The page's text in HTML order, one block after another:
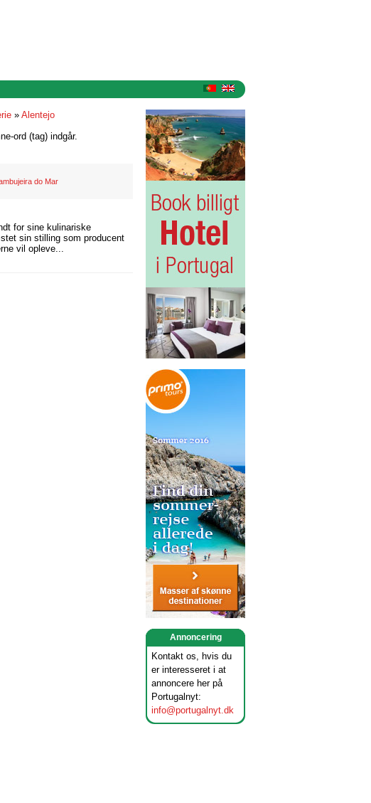
Annoncering
Kontakt os, hvis du
er interesseret i at
annoncere her på
Portugalnyt:
info@portugalnyt.dk
» Alentejo
ord (tag) indgår.
do Mar
for sine kulinariske
sin stilling som producent
vil opleve...